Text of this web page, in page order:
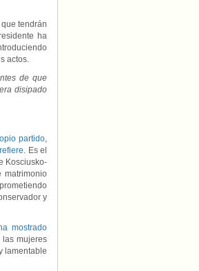
tendrán
ha
actos.
de que
disipado
partido,
. Es el
Kosciusko-
matrimonio
y
mostrado
las mujeres
lamentable